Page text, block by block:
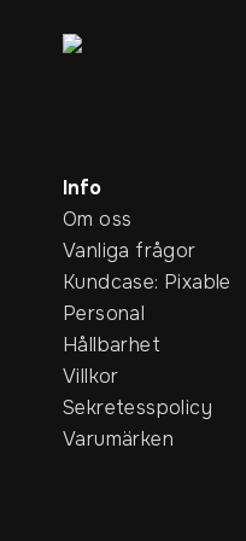
Info
Om oss
Vanliga frågor
Kundcase: Pixable
Personal
Hållbarhet
Villkor
Sekretesspolicy
Varumärken